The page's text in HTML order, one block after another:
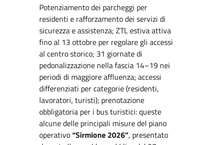
Potenziamento dei parcheggi per
residenti e rafforzamento dei servizi di
sicurezza e assistenza; ZTL estiva attiva
fino al 13 ottobre per regolare gli accessi
al centro storico; 31 giornate di
pedonalizzazione nella fascia 14–19 nei
periodi di maggiore affluenza; accessi
differenziati per categorie (residenti,
lavoratori, turisti); prenotazione
obbligatoria per i bus turistici: queste
alcune delle principali misure del piano
operativo“Sirmione 2026”, presentato